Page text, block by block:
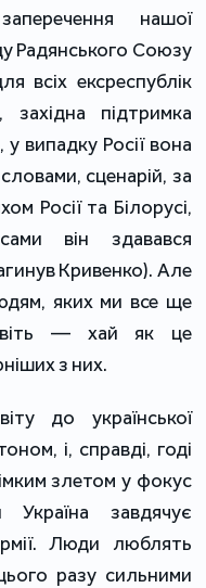
нашої
Радянського Союзу
всіх ексреспублік
західна підтримка
випадку Росії вона
сценарій, за
Росії та Білорусі,
він здавався
Кривенко). Але
яких ми все ще
— хай як це
з них.
до української
і, справді, годі
злетом у фокус
Україна завдячує
Люди люблять
разу сильними